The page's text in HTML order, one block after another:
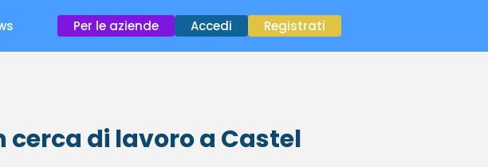
Per le aziende Accedi Registrati
cerca di lavoroa Castel